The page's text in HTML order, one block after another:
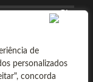
de
personalizados
concorda